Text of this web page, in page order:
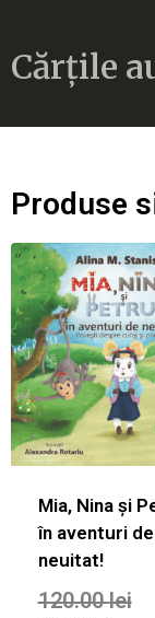
Cărțile
Produse
Mia, Nina și
în aventuri de
neuitat!
120.00lei